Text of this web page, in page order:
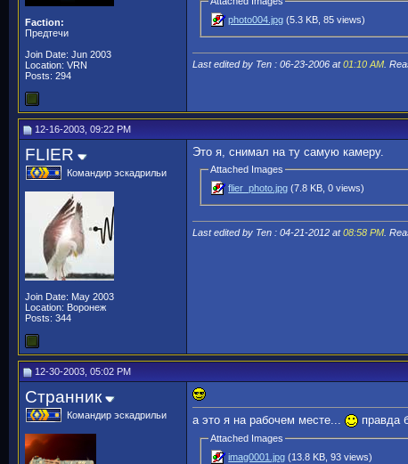
Faction:
Предтечи
Join Date: Jun 2003
Location: VRN
Posts: 294
photo004.jpg (5.3 KB, 85 views)
Last edited by Ten : 06-23-2006 at01:10 AM .
12-16-2003, 09:22 PM
FLIER
Командир эскадрильи
Join Date: May 2003
Location: Воронеж
Posts: 344
Это я, снимал на ту самую камеру.
Attached Images
flier_photo.jpg (7.8 KB, 0 views)
Last edited by Ten : 04-21-2012 at08:58 PM .
12-30-2003, 05:02 PM
Странник
Командир эскадрильи а это я на рабочем месте... правда
Attached Images
imag0001.jpg (13.8 KB, 93 views)